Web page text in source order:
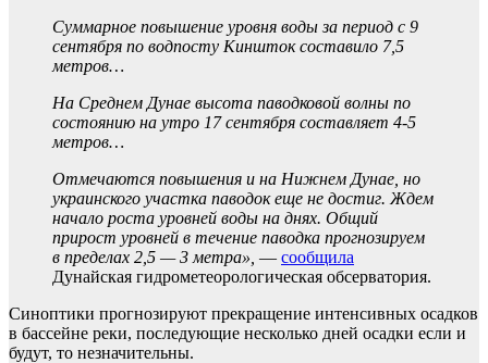
Суммарное повышение уровня воды за период с 9
сентября по водпосту Киншток составило 7,5
метров…
На Среднем Дунае высота паводковой волны по
состоянию на утро 17 сентября составляет 4-5
метров…
Отмечаются повышения и на Нижнем Дунае, но
украинского участка паводок еще не достиг. Ждем
начало роста уровней воды на днях. Общий
прирост уровней в течение паводка прогнозируем
в пределах 2,5 — 3 метра», — сообщила
Дунайская гидрометеорологическая обсерватория.
Синоптики прогнозируют прекращение интенсивных осадков
в бассейне реки, последующие несколько дней осадки если и
будут, то незначительны.